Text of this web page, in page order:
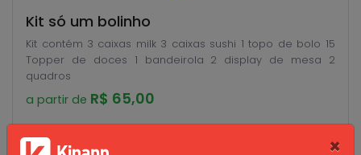
×
Kit só um bolinho
Kit contém 3 caixas milk 3 caixas sushi 1 topo de bolo 15
Topper de doces 1 bandeirola 2 display de mesa 2
quadros
a partir de R$ 65,00